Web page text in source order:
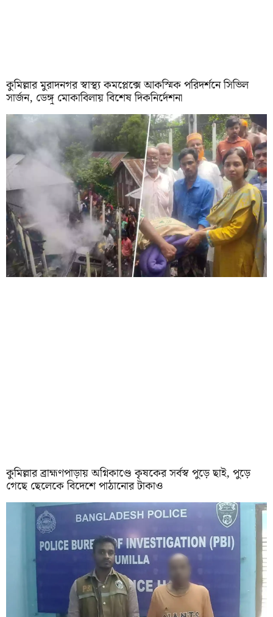
কুমিল্লার মুরাদনগর স্বাস্থ্য কমপ্লেক্সে আকস্মিক পরিদর্শনে সিভিল
সার্জন, ডেঙ্গু মোকাবিলায় বিশেষ দিকনির্দেশনা
কুমিল্লার ব্রাহ্মণপাড়ায় অগ্নিকাণ্ডে কৃষকের সর্বস্ব পুড়ে ছাই, পুড়ে
গেছে ছেলেকে বিদেশে পাঠানোর টাকাও